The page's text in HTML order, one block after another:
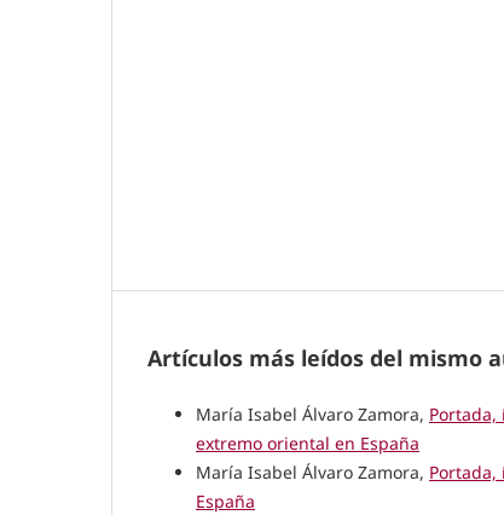
Artículos más leídos del mismo
María Isabel Álvaro Zamora, Portada,
extremo oriental en España
María Isabel Álvaro Zamora, Portada,
España